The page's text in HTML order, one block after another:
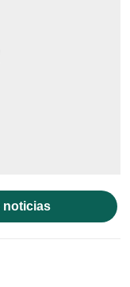
noticias